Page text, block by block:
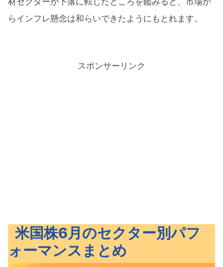
らインフレ懸念は和らいできたようにもとれます。
スポンサーリンク
米国株6月のセクター別パフ
ォーマンスまとめ